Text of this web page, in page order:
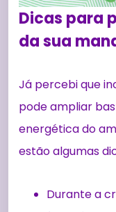
Dicas para
da sua
Já percebi que
pode ampliar
energética do
estão algumas
Durante a